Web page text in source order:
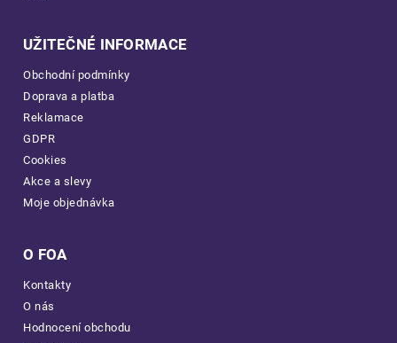
UŽITEČNÉ INFORMACE
Obchodní podmínky
Doprava a platba
Reklamace
GDPR
Cookies
Akce a slevy
Moje objednávka
O FOA
Kontakty
O nás
Hodnocení obchodu